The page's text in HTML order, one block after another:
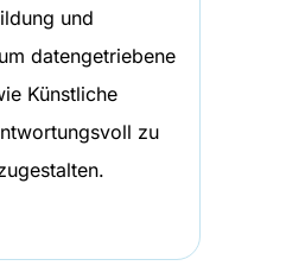
und
datengetriebene
Künstliche
zu